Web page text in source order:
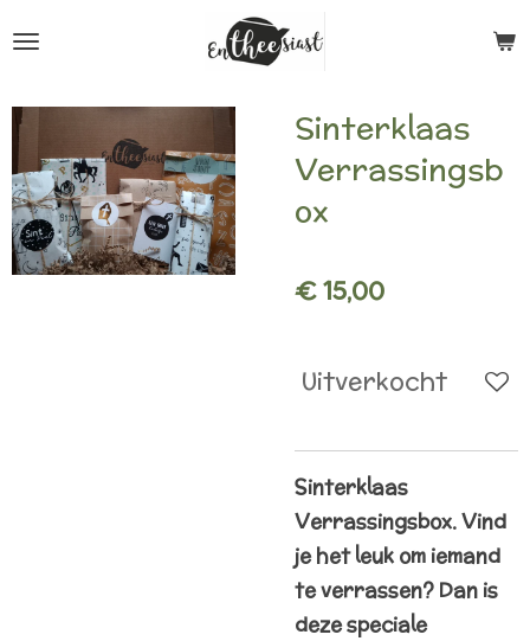
de
hoofdinhoud
Sinterklaas
Verrassingsb
ox
€ 15,00
Uitverkocht
Sinterklaas
Verrassingsbox.Vind
je het leuk om iemand
te verrassen? Dan is
deze speciale